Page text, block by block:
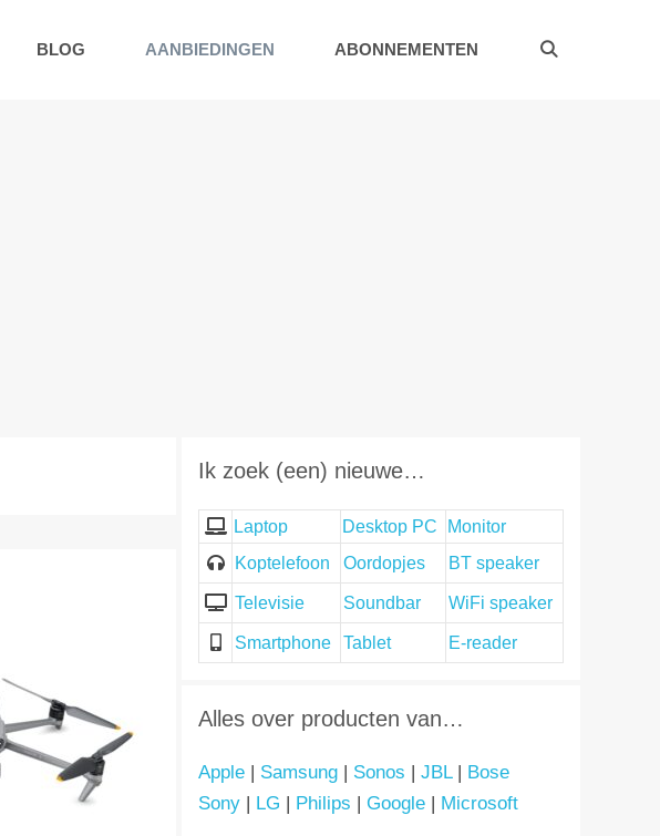
BLOG AANBIEDINGEN ABONNEMENTEN
Ik zoek (een) nieuwe…
Laptop Desktop PC
Monitor
Koptelefoon
Oordopjes BT speaker
Televisie Soundbar WiFi speaker
Smartphone Tablet E-reader
Alles over producten van…
Apple | Samsung | Sonos | JBL| Bose
Sony | LG | Philips | Google | Microsoft